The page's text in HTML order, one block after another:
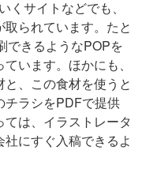
サイトなどでも、
られています。たと
できるようなPOPを
います。ほかにも、
、この食材を使うと
チラシをPDFで提供
は、イラストレータ
にすぐ入稿できるよ